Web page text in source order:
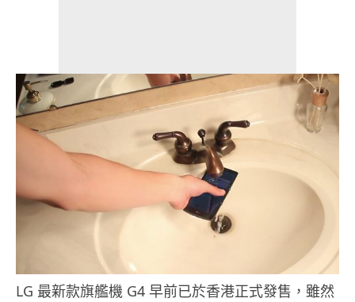
LG 最新款旗艦機 G4 早前已於香港正式發售，雖然